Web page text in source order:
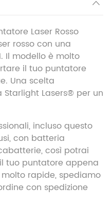
Laser Rosso
rosso con una
Il modello è molto
il tuo puntatore
Una scelta
Lasers® per un
incluso questo
con batteria
così potrai
tuo puntatore appena
molto rapide, spediamo
con spedizione